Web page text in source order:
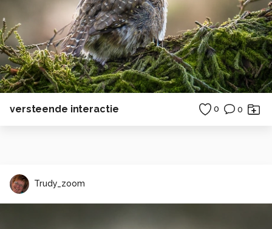
versteende interactie 0 0
Trudy_zoom